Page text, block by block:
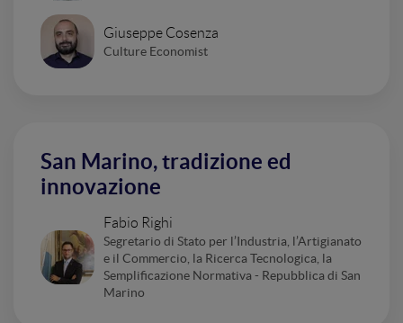
Giuseppe Cosenza
Culture Economist
San Marino, tradizione ed
innovazione
Fabio Righi
Segretario di Stato per l’Industria, l’Artigianato
e il Commercio, la Ricerca Tecnologica, la
Semplificazione Normativa - Repubblica di San
Marino